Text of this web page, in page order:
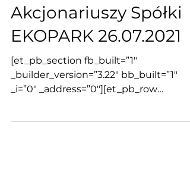
Walne Zgromadzenie
Akcjonariuszy Spółki
EKOPARK 26.07.2021
[et_pb_section fb_built=”1″
_builder_version=”3.22″ bb_built=”1″
column_structure=”1_2,1_2″...